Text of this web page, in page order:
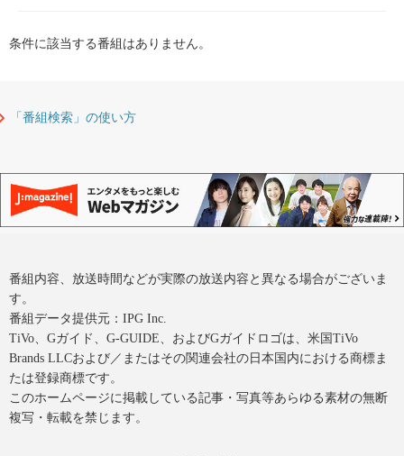
条件に該当する番組はありません。
「番組検索」の使い方
番組内容、放送時間などが実際の放送内容と異なる場合がございま
す。
番組データ提供元：IPG Inc.
TiVo、Gガイド、G-GUIDE、およびGガイドロゴは、米国TiVo
Brands LLCおよび／またはその関連会社の日本国内における商標ま
たは登録商標です。
このホームページに掲載している記事・写真等あらゆる素材の無断
複写・転載を禁じます。